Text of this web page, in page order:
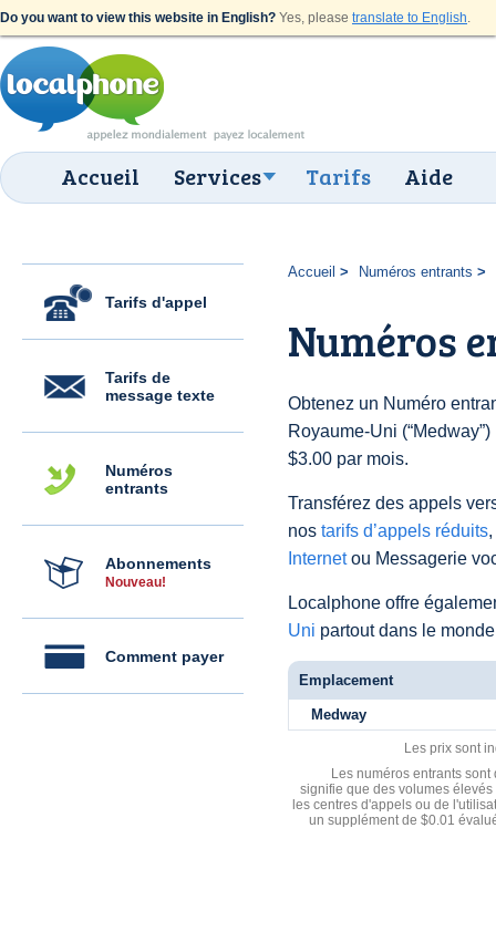
Do you want to view this website in English? Yes, please translate to English.
Accueil Services Tarifs Aide
Tarifs d'appel
Tarifs de
message texte
Numéros
entrants
Abonnements
Nouveau!
Comment payer
Accueil Numéros entrants
Numéros
Obtenez un Numéro
Royaume-Uni
$3.00 par mois.
Transférez des appels
nos tarifs d’appels réduits
Internetou Messagerie
Localphone offre
Uni partout dans le
Emplacement
Medway
Les prix sont
Les numéros entrants
signifie que des volumes
les centres d'appels ou de
un supplément de $0.01